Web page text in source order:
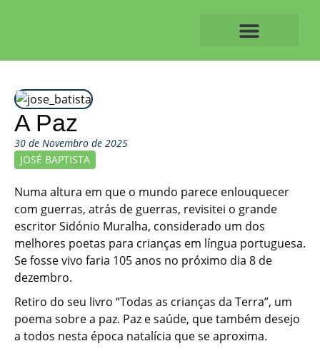
A Paz
30 de Novembro de 2025
JOSÉ BAPTISTA
Numa altura em que o mundo parece enlouquecer
com guerras, atrás de guerras, revisitei o grande
escritor Sidónio Muralha, considerado um dos
melhores poetas para crianças em língua portuguesa.
Se fosse vivo faria 105 anos no próximo dia 8 de
dezembro.
Retiro do seu livro “Todas as crianças da Terra”, um
poema sobre a paz. Paz e saúde, que também desejo
a todos nesta época natalícia que se aproxima.